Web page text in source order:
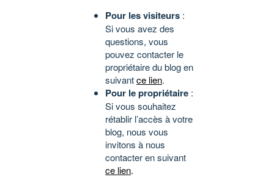
Pour les visiteurs :
Si vous avez des
questions, vous
pouvez contacter le
propriétaire du blog en
suivantce lien.
Pour le propriétaire :
Si vous souhaitez
rétablir l’accès à votre
blog, nous vous
invitons à nous
contacter en suivant
ce lien.